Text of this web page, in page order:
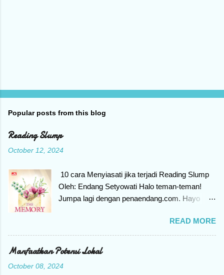
t
a
o
m
n
t
Popular posts from this blog
Reading Slump
October 12, 2024
10 cara Menyiasati jika terjadi Reading Slump
Oleh: Endang Setyowati Halo teman-teman!
Jumpa lagi dengan penaendang.com. Hayo
tiba tidak konsentrasi untuk membaca, merasa
mager dan seakan pegang buku saja enggan.
Kenapa bisa begitu? Bila mengalami gejala
yang namanya Reading Slump. Apa itu
READ MORE
Manfaatkan Potensi Lokal
October 08, 2024